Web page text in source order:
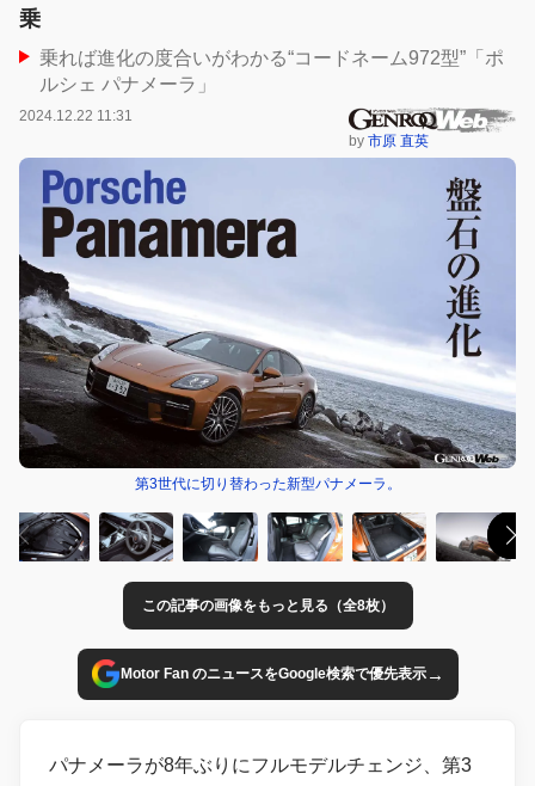
乗
乗れば進化の度合いがわかる“コードネーム972型”「ポ
ルシェ パナメーラ」
2024.12.22 11:31
by 市原 直英
第3世代に切り替わった新型パナメーラ。
この記事の画像をもっと見る（全8枚）
Motor Fan のニュースをGoogle検索で優先表示→
パナメーラが8年ぶりにフルモデルチェンジ、第3